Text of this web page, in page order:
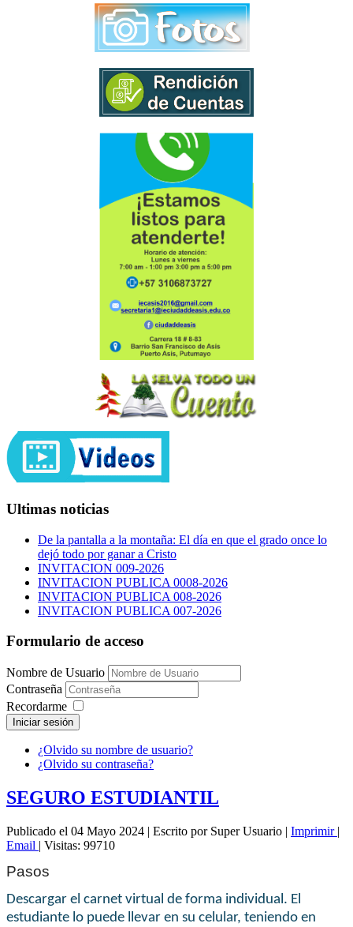
Ultimas noticias
De la pantalla a la montaña: El día en que el grado once lo
dejó todo por ganar a Cristo
INVITACION 009-2026
INVITACION PUBLICA 0008-2026
INVITACION PUBLICA 008-2026
INVITACION PUBLICA 007-2026
Formulario de acceso
Nombre de Usuario
Contraseña
Recordarme
Iniciar sesión
¿Olvido su nombre de usuario?
¿Olvido su contraseña?
SEGURO ESTUDIANTIL
Publicado el 04 Mayo 2024 | Escrito por Super Usuario | Imprimir |
Email | Visitas: 99710
Pasos
Descargar el carnet virtual de forma individual. El
estudiante lo puede llevar en su celular, teniendo en